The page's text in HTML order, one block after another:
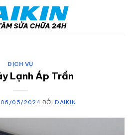
DỊCH VỤ
Lạnh Áp Trần
06/05/2024 BỞIDAIKIN